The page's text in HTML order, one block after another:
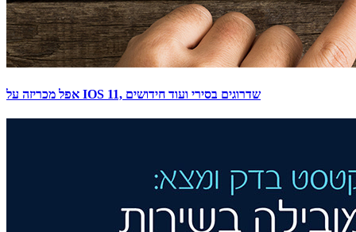
אפל מכריזה על IOS 11, שדרוגים בסירי ועוד חידושים